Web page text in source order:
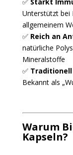
✅ Stärkt
Unterstützt bei
allgemeinem
✅ Reich an
natürliche
Mineralstoffe
✅
Bekannt als
Warum
Kapseln?